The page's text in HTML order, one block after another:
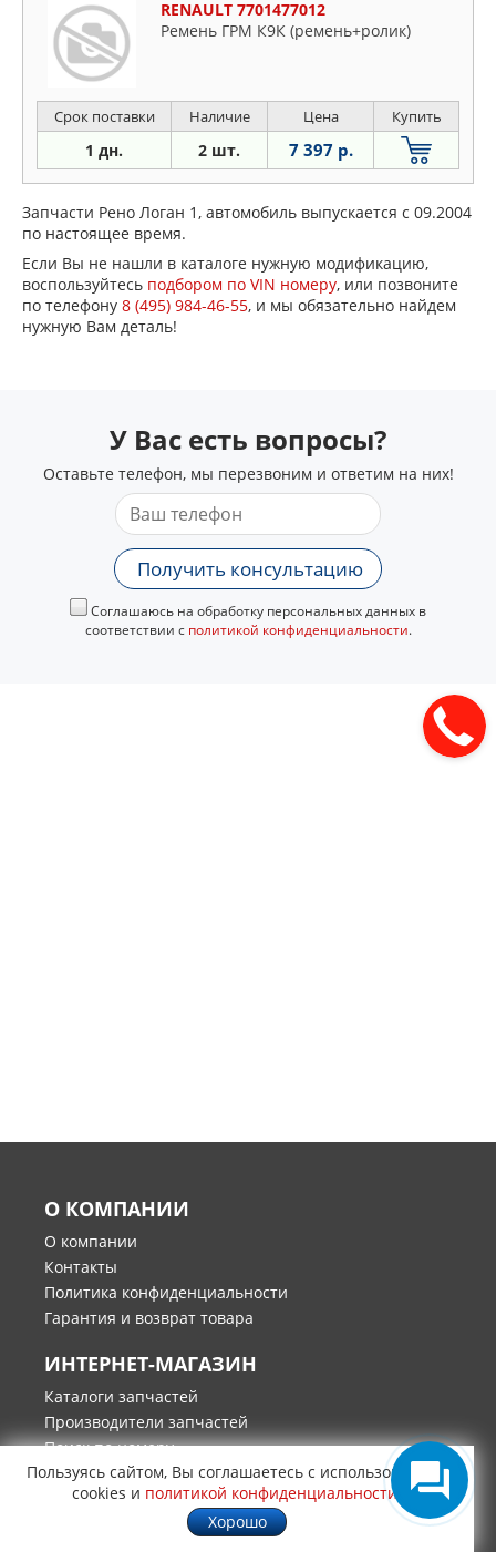
RENAULT 7701477012
Ремень ГРМ К9К (ремень+ролик)
Срок поставки Наличие Цена Купить
1 дн. 2 шт. 7 397 р.
Запчасти Рено Логан 1, автомобиль выпускается с 09.2004
по настоящее время.
Если Вы не нашли в каталоге нужную модификацию,
воспользуйтесь подбором по VIN номеру, или позвоните
по телефону 8 (495) 984-46-55, и мы обязательно найдем
нужную Вам деталь!
У Вас есть вопросы?
Оставьте телефон, мы перезвоним и ответим на них!
Получить консультацию
Соглашаюсь на обработку персональных данных в
соответствии с политикой конфиденциальности.
О КОМПАНИИ
О компании
Контакты
Политика конфиденциальности
Гарантия и возврат товара
ИНТЕРНЕТ-МАГАЗИН
Каталоги запчастей
Производители запчастей
Поиск по номеру
Оплата
Доставка
СОТРУДНИЧЕСТВО
Пользуясь сайтом, Вы соглашаетесь с использованием
cookies и политикой конфиденциальности
Хорошо